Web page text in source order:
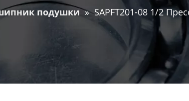
подушки » SAPFT201-08 1/2